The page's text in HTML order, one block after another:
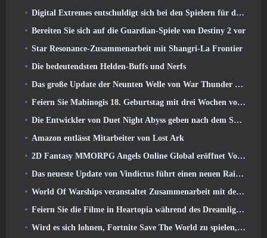
Digital Extremes entschuldigt sich bei den Spielern für den durch „schändliche Einladungen“ in Warframe verursachten Stress
Bereiten Sie sich auf die Guardian-Spiele von Destiny 2 vor
Star Resonance-Zusammenarbeit mit Shangri-La Frontier
Die bedeutendsten Helden-Buffs und Nerfs
Das große Update der Neunten Welle von War Thunder verbessert das Aussehen von Seeschlachten mit verbesserter Wasservisualisierung
Feiern Sie Mabinogis 18. Geburtstag mit drei Wochen voller Events und Belohnungen
Die Entwickler von Duet Night Abyss geben nach dem Spiel-Update eine offizielle Stellungnahme zum jüngsten Malware-Vorfall ab
Amazon entlässt Mitarbeiter von Lost Ark
2D Fantasy MMORPG Angels Online Global eröffnet Vorregistrierung
Das neueste Update von Vindictus führt einen neuen Raid ein, bei dem Spieler gegen den Wächter von Caliburn antreten
World Of Warships veranstaltet Zusammenarbeit mit der schwedischen Heavy-Metal-Band Sabaton
Feiern Sie die Filme in Heartopia während des Dreamlight Cinematics Festivals
Wird es sich lohnen, Fortnite Save The World zu spielen, sobald es kostenlos ist??